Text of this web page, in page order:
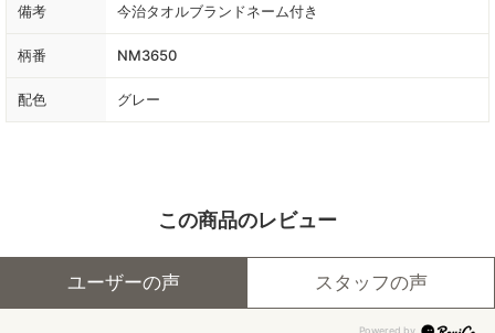
備考 今治タオルブランドネーム付き
柄番 NM3650
配色 グレー
この商品のレビュー
ユーザーの声 スタッフの声